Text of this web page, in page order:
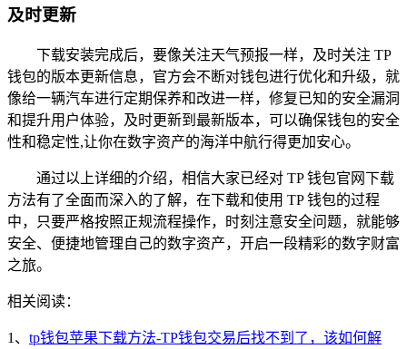
及时更新
下载安装完成后，要像关注天气预报一样，及时关注 TP
钱包的版本更新信息，官方会不断对钱包进行优化和升级，就
像给一辆汽车进行定期保养和改进一样，修复已知的安全漏洞
和提升用户体验，及时更新到最新版本，可以确保钱包的安全
性和稳定性,让你在数字资产的海洋中航行得更加安心。
通过以上详细的介绍，相信大家已经对 TP 钱包官网下载
方法有了全面而深入的了解，在下载和使用 TP 钱包的过程
中，只要严格按照正规流程操作，时刻注意安全问题，就能够
安全、便捷地管理自己的数字资产，开启一段精彩的数字财富
之旅。
相关阅读：
1、 tp钱包苹果下载方法-TP钱包交易后找不到了，该如何解